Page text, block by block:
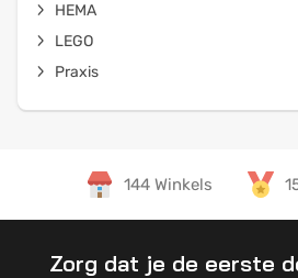
HEMA
LEGO
Praxis
144 Winkels
Zorg dat je de eerste